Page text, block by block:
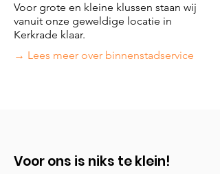
Voor grote en kleine klussen staan wij
vanuit onze geweldige locatie in
Kerkrade klaar.
→ Lees meer over binnenstadservice
Voor ons is niks te klein!